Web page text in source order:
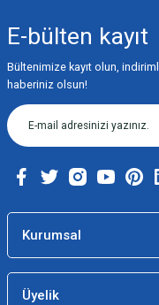
Görüş ve önerileriniz için
Ürün resmi kalitesiz,
Ürün açıklamasında
Ürün bilgilerinde hatalar
Bu ürüne benzer farklı
E-bülten kayıt
Bültenimize kayıt olun,
haberiniz olsun!
Kurumsal
Üyelik